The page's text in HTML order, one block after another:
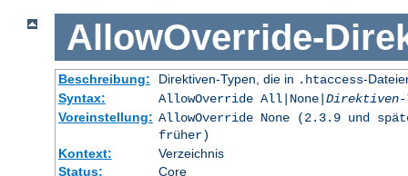
AllowOverride-
Beschreibung: Direktiven-Typen, die in .htaccess-
Syntax:
AllowOverride All|None| Direktiven-
Voreinstellung: AllowOverride None (2.3.9 und
früher)
Kontext:
Verzeichnis
Status:
Core